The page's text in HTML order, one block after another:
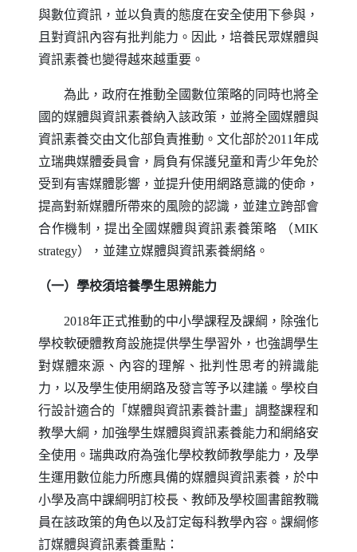
與數位資訊，並以負責的態度在安全使用下參與，
且對資訊內容有批判能力。因此，培養民眾媒體與
資訊素養也變得越來越重要。
為此，政府在推動全國數位策略的同時也將全
國的媒體與資訊素養納入該政策，並將全國媒體與
資訊素養交由文化部負責推動。文化部於2011年成
立瑞典媒體委員會，肩負有保護兒童和青少年免於
受到有害媒體影響，並提升使用網路意識的使命，
提高對新媒體所帶來的風險的認識，並建立跨部會
合作機制，提出全國媒體與資訊素養策略 （MIK
strategy），並建立媒體與資訊素養網絡。
（一）學校須培養學生思辨能力
2018年正式推動的中小學課程及課綱，除強化
學校軟硬體教育設施提供學生學習外，也強調學生
對媒體來源、內容的理解、批判性思考的辨識能
力，以及學生使用網路及發言等予以建議。學校自
行設計適合的「媒體與資訊素養計畫」調整課程和
教學大綱，加強學生媒體與資訊素養能力和網絡安
全使用。瑞典政府為強化學校教師教學能力，及學
生運用數位能力所應具備的媒體與資訊素養，於中
小學及高中課綱明訂校長、教師及學校圖書館教職
員在該政策的角色以及訂定每科教學內容。課綱修
訂媒體與資訊素養重點：